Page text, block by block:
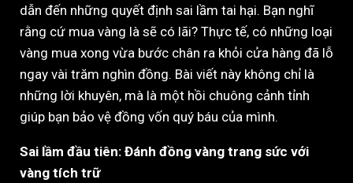
dẫn đến những quyết định sai lầm tai hại. Bạn nghĩ
rằng cứ mua vàng là sẽ có lãi? Thực tế, có những loại
vàng mua xong vừa bước chân ra khỏi cửa hàng đã lỗ
ngay vài trăm nghìn đồng. Bài viết này không chỉ là
những lời khuyên, mà là một hồi chuông cảnh tỉnh
giúp bạn bảo vệ đồng vốn quý báu của mình.
Sai lầm đầu tiên: Đánh đồng vàng trang sức với
vàng tích trữ